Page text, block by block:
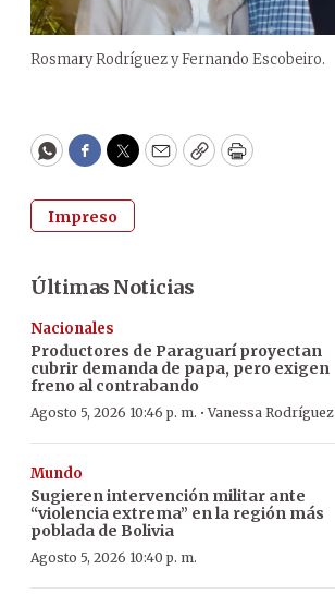
Rosmary Rodríguez y Fernando Escobeiro.
WhatsApp
Facebook
Twitter
EmailCopyPrint
Impreso
Últimas Noticias
Nacionales
Productores de Paraguarí proyectan
cubrir demanda de papa, pero exigen
freno al contrabando
Agosto 5, 2026 10:46 p. m. ·Vanessa Rodríguez
Mundo
Sugieren intervención militar ante
“violencia extrema” en la región más
poblada de Bolivia
Agosto 5, 2026 10:40 p. m.